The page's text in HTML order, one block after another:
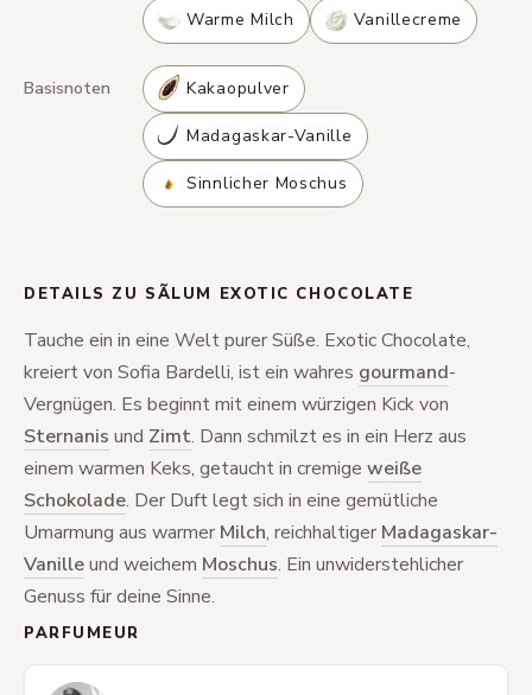
Warme Milch Vanillecreme
Basisnoten Kakaopulver
Madagaskar-Vanille
Sinnlicher Moschus
DETAILS ZU SÃLUM EXOTIC CHOCOLATE
Tauche ein in eine Welt purer Süße. Exotic Chocolate,
kreiert von Sofia Bardelli, ist ein wahres gourmand-
Vergnügen. Es beginnt mit einem würzigen Kick von
Sternanis und Zimt. Dann schmilzt es in ein Herz aus
einem warmen Keks, getaucht in cremige weiße
Schokolade. Der Duft legt sich in eine gemütliche
Umarmung aus warmer Milch, reichhaltiger Madagaskar-
Vanilleund weichem Moschus. Ein unwiderstehlicher
Genuss für deine Sinne.
PARFUMEUR